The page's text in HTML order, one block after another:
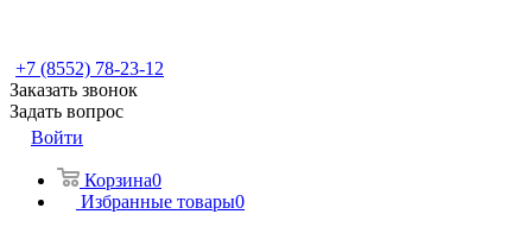
+7 (8552) 78-23-12
Заказать звонок
Задать вопрос
Войти
Корзина0
Избранные товары0